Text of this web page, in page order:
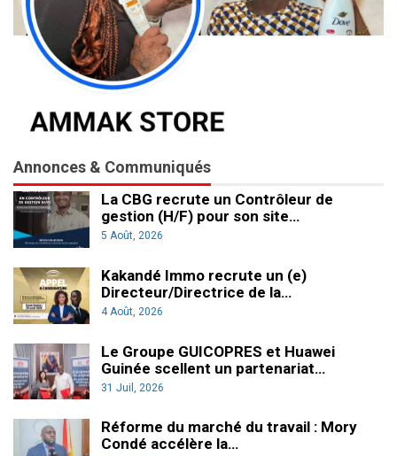
Annonces & Communiqués
La CBG recrute un Contrôleur de
gestion (H/F) pour son site…
5 Août, 2026
Kakandé Immo recrute un (e)
Directeur/Directrice de la…
4 Août, 2026
Le Groupe GUICOPRES et Huawei
Guinée scellent un partenariat…
31 Juil, 2026
Réforme du marché du travail : Mory
Condé accélère la…